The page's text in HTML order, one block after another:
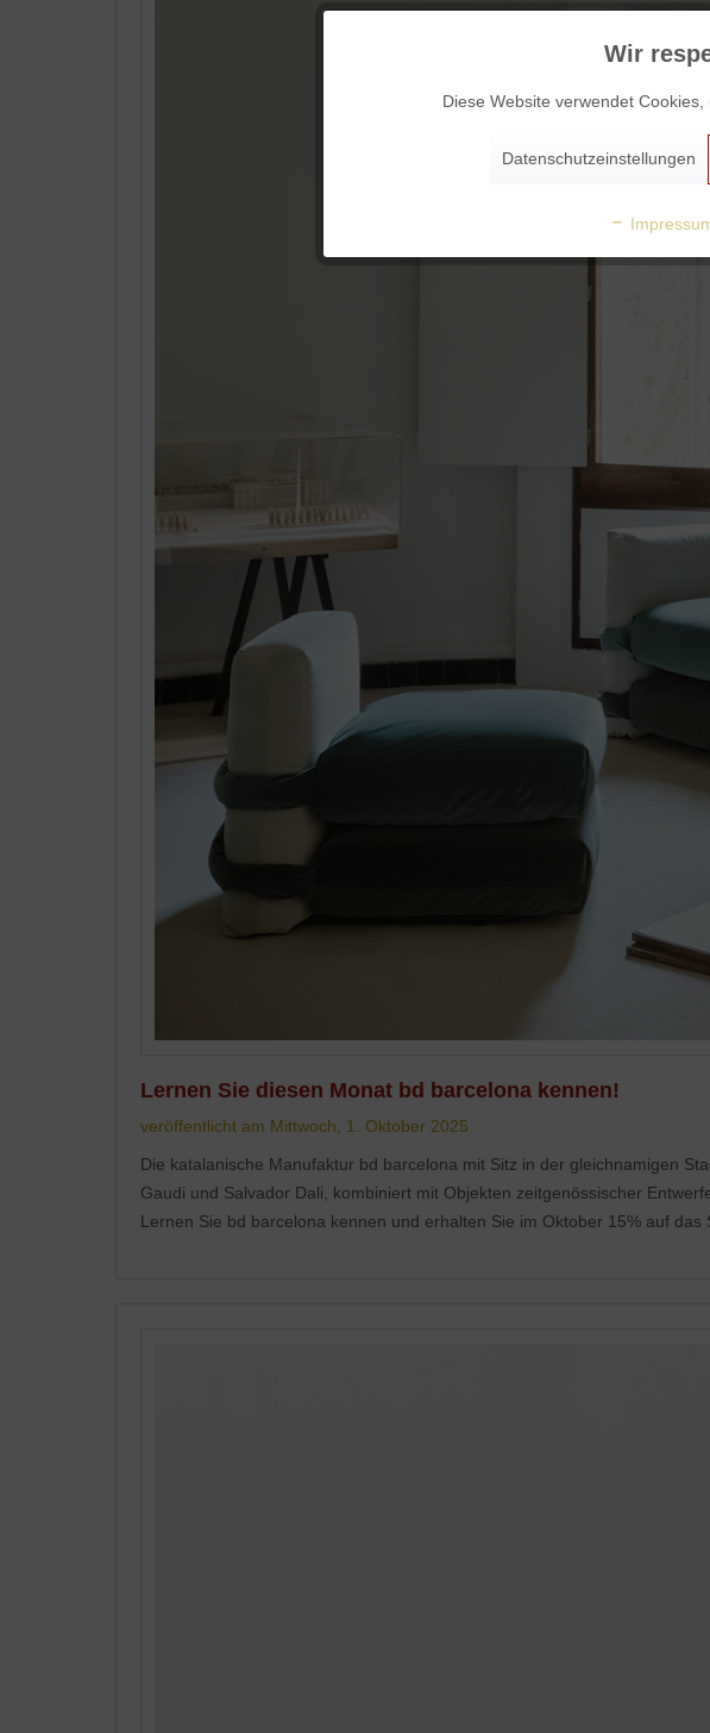
Lernen Sie diesen Monat bd barcelona kennen!
veröffentlicht am Mittwoch, 1. Oktober 2025
Die katalanische Manufaktur bd barcelona mit Sitz in der gleichnamigen
Gaudi und Salvador Dali, kombiniert mit Objekten zeitgenössischer
Lernen Sie bd barcelona kennen und erhalten Sie im Oktober 15% auf das
Wir
Diese Website verwendet
Datenschutzeinstellungen